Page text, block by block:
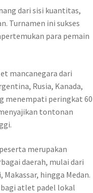
dari sisi kuantitas,
Turnamen ini sukses
para pemain
mancanegara dari
Rusia, Kanada,
menempati peringkat 60
tontonan
merupakan
daerah, mulai dari
hingga Medan.
bagi atlet padel lokal